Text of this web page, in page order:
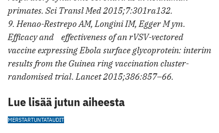
primates. Sci Transl Med 2015;7:301ra132.
9. Henao-Restrepo AM, Longini IM, Egger M ym.
Efficacy and effectiveness of an rVSV-vectored
vaccine expressing Ebola surface glycoprotein: interim
results from the Guinea ring vaccination cluster-
randomised trial. Lancet 2015;386:857–66.
Lue lisää jutun aiheesta
MERSTARTUNTATAUDIT